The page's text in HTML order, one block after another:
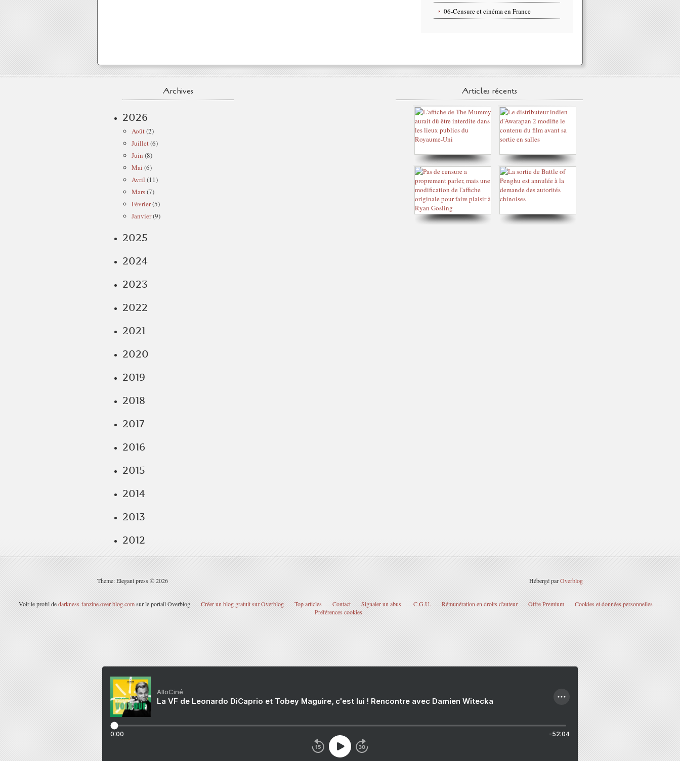
06-Censure et cinéma en France
Archives
2026
Août(2)
Juillet(6)
Juin (8)
Mai (6)
Avril (11)
Mars(7)
Février(5)
Janvier(9)
2025
2024
2023
2022
2021
2020
2019
2018
2017
2016
2015
2014
2013
2012
Articles récents
Theme: Elegant press © 2026 Hébergé parOverblog
Voir le profil dedarkness-fanzine.over-blog.comsur le portail Overblog Créer un blog gratuit sur Overblog Top articles Contact Signaler un abus C.G.U. Rémunération en droits d'auteur Offre Premium
Cookies et données personnelles
Préférences cookies
AlloCiné
La VF de Leonardo DiCaprio et Tobey Maguire, c'est lui ! Rencontre avec Damien Witecka
0:00 -52:04